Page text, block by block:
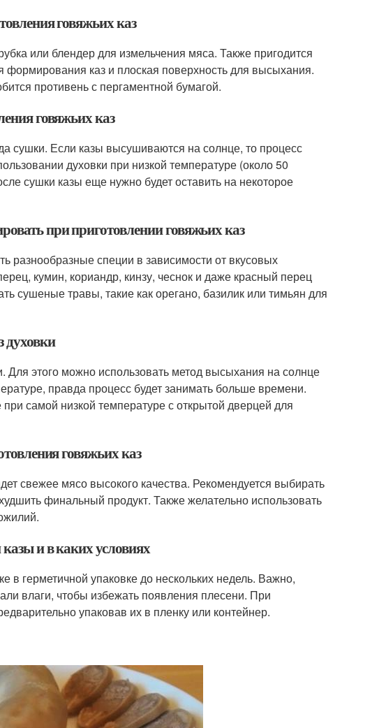
говяжьих каз
или блендер для измельчения мяса. Также пригодится
каз и плоская поверхность для высыхания.
противень с пергаментной бумагой.
говяжьих каз
сушки. Если казы высушиваются на солнце, то процесс
духовки при низкой температуре (около 50
сушки казы еще нужно будет оставить на некоторое
при приготовлении говяжьих каз
разнообразные специи в зависимости от вкусовых
кумин, кориандр, кинзу, чеснок и даже красный перец
сушеные травы, такие как орегано, базилик или тимьян для
духовки
Для этого можно использовать метод высыхания на солнце
правда процесс будет занимать больше времени.
самой низкой температуре с открытой дверцей для
говяжьих каз
свежее мясо высокого качества. Рекомендуется выбирать
финальный продукт. Также желательно использовать
и в каких условиях
в герметичной упаковке до нескольких недель. Важно,
влаги, чтобы избежать появления плесени. При
упаковав их в пленку или контейнер.